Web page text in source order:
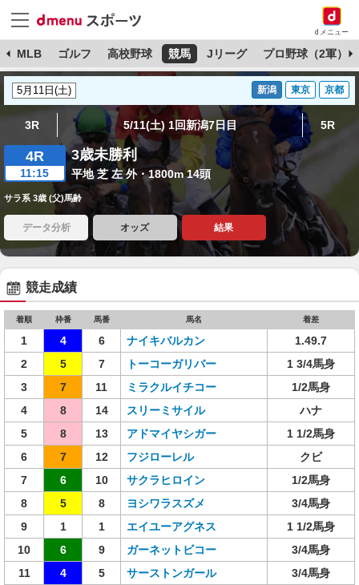
dメニュー
MLB ゴルフ 高校野球 競馬 Jリーグ プロ野球（2軍）
新潟 東京 京都
3R 5/11(土) 1回新潟7日目 5R
4R
11:15
3歳未勝利
平地 芝 左 外・1800m 14頭
サラ系 3歳 (父)馬齢
データ分析 オッズ 結果
競走成績
着順 枠番 馬番 馬名 着差
1 4 6 ナイキバルカン
1.49.7
2
5 7 トーコーガリバー
1 3/4馬身
3
7 11 ミラクルイチコー
1/2馬身
4
8 14 スリーミサイル
ハナ
5
8 13 アドマイヤシガー
1 1/2馬身
6
7 12 フジローレル
クビ
7
6 10 サクラヒロイン
1/2馬身
8
5 8 ヨシワラスズメ
3/4馬身
9
1 1 エイユーアグネス
1 1/2馬身
10
6 9 ガーネットビコー
3/4馬身
11
4 5 サーストンガール
3/4馬身